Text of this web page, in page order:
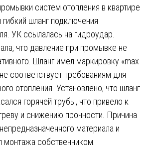
систем отопления в квартире
шланг подключения
УК ссылалась на гидроудар.
что давление при промывке не
Шланг имел маркировку «max
соответствует требованиям для
отопления. Установлено, что шланг
горячей трубы, что привело к
и снижению прочности. Причина
материала и
монтажа собственником.